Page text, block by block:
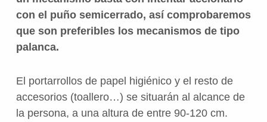
con el puño semicerrado, así comprobaremos
que son preferibles los mecanismos de tipo
palanca.
El portarrollos de papel higiénico y el resto de
accesorios (toallero…) se situarán al alcance de
la persona, a una altura de entre 90-120 cm.